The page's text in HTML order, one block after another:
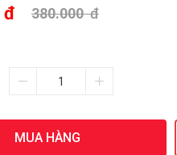
đ 380.000đ
MUA HÀNG